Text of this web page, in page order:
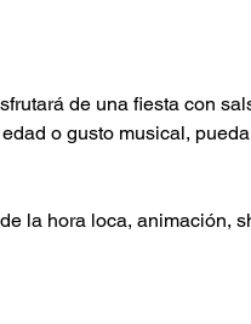
de una fiesta con
o gusto musical,
la hora loca, animación,